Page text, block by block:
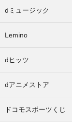
dミュージック
Lemino
dヒッツ
dアニメストア
ドコモスポーツくじ